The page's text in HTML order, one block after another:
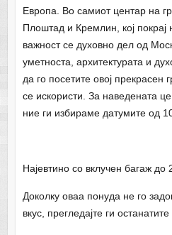
Европа. Во самиот центар на
Плоштад и Кремлин, кој покрај
важност се духовно дел од
уметноста, архитектурата и
да го посетите овој прекрасен
се искористи. За наведената
ние ги избираме датумите од
Најевтино со вклучен багаж до
Доколку оваа понуда не го
вкус, прегледајте ги